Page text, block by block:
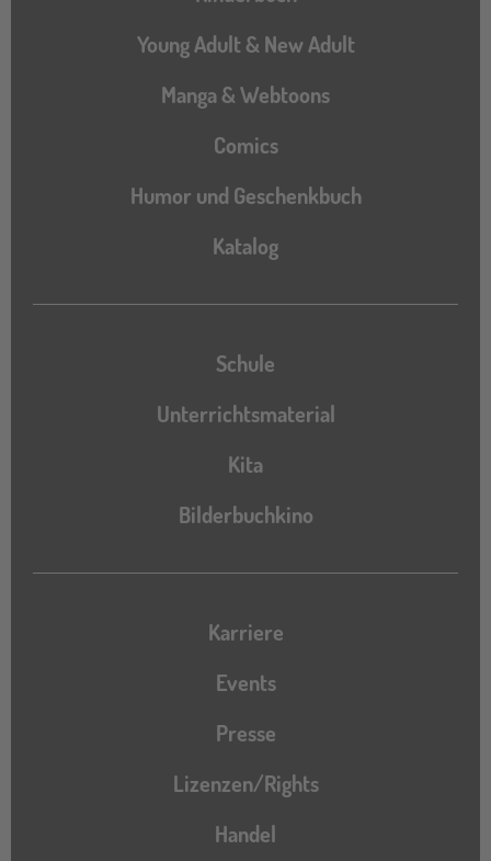
Young Adult & New Adult
Manga & Webtoons
Comics
Humor und Geschenkbuch
Katalog
Katalog
Schule
Unterrichtsmaterial
Kita
Bilderbuchkino
Karriere
Events
Presse
Lizenzen/Rights
Handel